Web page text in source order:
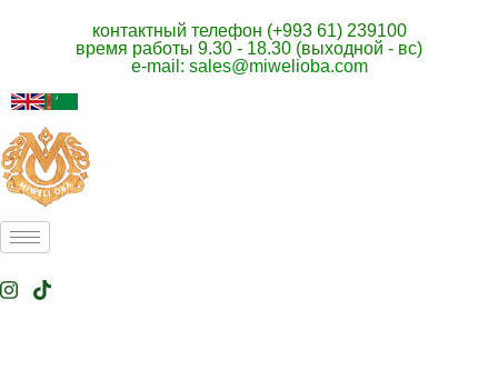
контактный телефон (+993 61) 239100
время работы 9.30 - 18.30 (выходной - вс)
e-mail: sales@miwelioba.com